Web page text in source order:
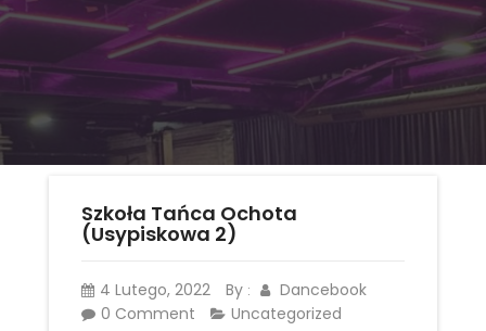
Szkoła Tańca Ochota
(Usypiskowa 2)
4 Lutego, 2022 By :
Dancebook
0 Comment
Uncategorized